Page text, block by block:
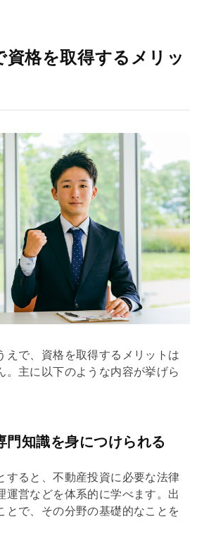
資格を取得するメリッ
えで、資格を取得するメリットは
。主に以下のような内容が挙げら
門知識を身につけられる
すると、不動産投資に必要な法律
運営などを体系的に学べます。出
とで、その分野の基礎的なことを